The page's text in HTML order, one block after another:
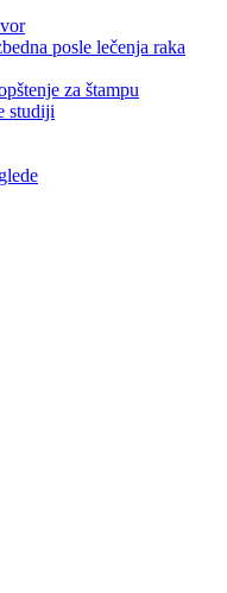
posle lečenja raka
za štampu
studiji